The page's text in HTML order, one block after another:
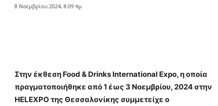
8 Νοεμβρίου 2024, 8:09 πμ
Στην έκθεση Food & Drinks International Expo, η οποία
πραγματοποιήθηκε από 1 έως 3 Νοεμβρίου, 2024 στην
HELEXPO της Θεσσαλονίκης συμμετείχε ο